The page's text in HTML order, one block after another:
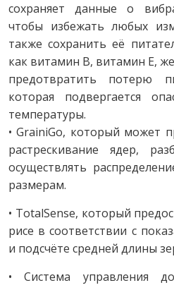
сохраняет данные о
чтобы избежать любых
также сохранить её
как витамин В, витамин Е,
предотвратить потерю
которая подвергается
температуры.
• GrainiGo, который может
растрескивание ядер,
осуществлять
размерам.
• TotalSense, который
рисе в соответствии с
и подсчёте средней длины
• Система управления